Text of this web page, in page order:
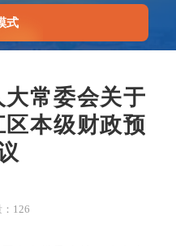
式
常委会关于
区本级财政预
126